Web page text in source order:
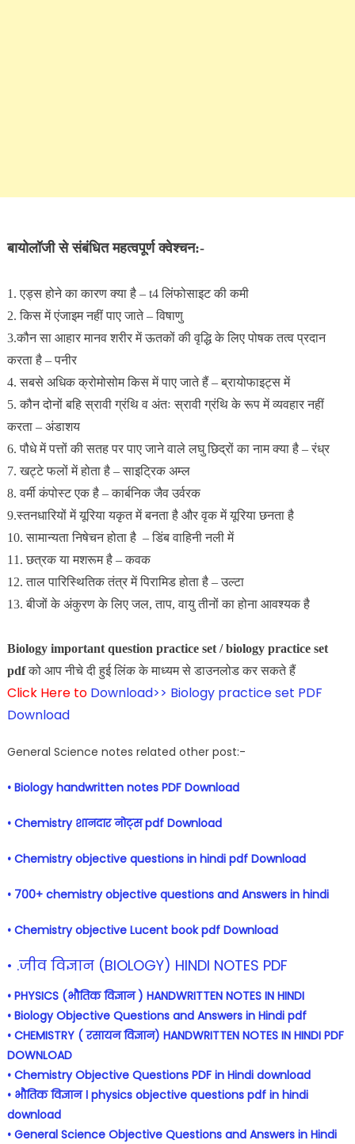
बायोलॉजी से संबंधित महत्वपूर्ण क्वेश्चन:-
1. एड्स होने का कारण क्या है – t4 लिंफोसाइट की कमी
2. किस में एंजाइम नहीं पाए जाते – विषाणु
3.कौन सा आहार मानव शरीर में ऊतकों की वृद्धि के लिए पोषक तत्व प्रदान
करता है – पनीर
4. सबसे अधिक क्रोमोसोम किस में पाए जाते हैं – ब्रायोफाइट्स में
5. कौन दोनों बहि स्रावी ग्रंथि व अंतः स्रावी ग्रंथि के रूप में व्यवहार नहीं
करता – अंडाशय
6. पौधे में पत्तों की सतह पर पाए जाने वाले लघु छिद्रों का नाम क्या है – रंध्र
7. खट्टे फलों में होता है – साइट्रिक अम्ल
8. वर्मी कंपोस्ट एक है – कार्बनिक जैव उर्वरक
9.स्तनधारियों में यूरिया यकृत में बनता है और वृक में यूरिया छनता है
10. सामान्यता निषेचन होता है – डिंब वाहिनी नली में
11. छत्रक या मशरूम है – कवक
12. ताल पारिस्थितिक तंत्र में पिरामिड होता है – उल्टा
13. बीजों के अंकुरण के लिए जल, ताप, वायु तीनों का होना आवश्यक है
Biology important question practice set / biology practice set
pdfको आप नीचे दी हुई लिंक के माध्यम से डाउनलोड कर सकते हैं
Click Here to Download>> Biology practice set PDF
Download
General Science notes related other post:-
• Biology handwritten notes PDF Download
• Chemistry शानदार नोट्स pdf Download
• Chemistry objective questions in hindi pdf Download
• 700+ chemistry objective questions and Answers in hindi
• Chemistry objective Lucent book pdf Download
• .जीव विज्ञान (BIOLOGY) HINDI NOTES PDF
• PHYSICS (भौतिक विज्ञान ) HANDWRITTEN NOTES IN HINDI
• Biology Objective Questions and Answers in Hindi pdf
• CHEMISTRY ( रसायन विज्ञान) HANDWRITTEN NOTES IN HINDI PDF
DOWNLOAD
• Chemistry Objective Questions PDF in Hindi download
• भौतिक विज्ञान । physics objective questions pdf in hindi
download
• General Science Objective Questions and Answers in Hindi